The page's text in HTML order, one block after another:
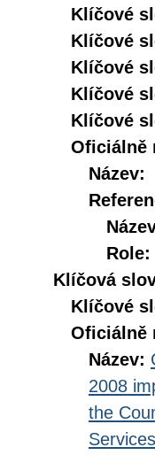
Klíčové
Klíčové
Klíčové
Klíčové
Klíčové
Oficiálně
Název:
Role:
Klíčová
Klíčové
Oficiálně
Název:
2008
the
Services